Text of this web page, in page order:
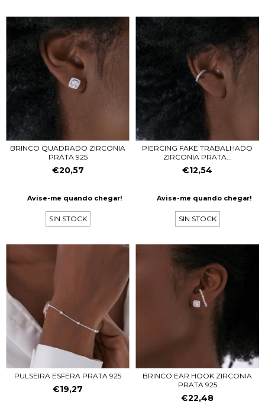
BRINCO QUADRADO ZIRCONIA
PRATA 925
€20,57
Avise-me quando chegar!
SIN STOCK
PIERCING FAKE TRABALHADO
ZIRCONIA PRATA...
€12,54
Avise-me quando chegar!
SIN STOCK
PULSEIRA ESFERA PRATA 925
€19,27
BRINCO EAR HOOK ZIRCONIA
PRATA 925
€22,48